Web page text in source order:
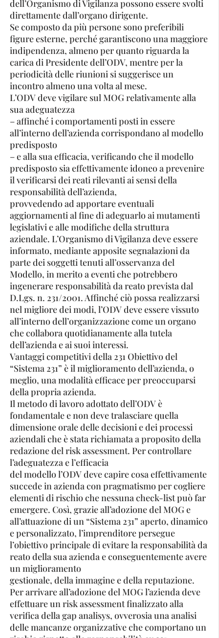
dell’Organismo di Vigilanza possono essere svolti
direttamente dall’organo dirigente.
Se composto da più persone sono preferibili
figure esterne, perché garantiscono una maggiore
indipendenza, almeno per quanto riguarda la
carica di Presidente dell’ODV, mentre per la
periodicità delle riunioni si suggerisce un
incontro almeno una volta al mese.
L’ODV deve vigilare sul MOG relativamente alla
sua adeguatezza
– affinché i comportamenti posti in essere
all’interno dell’azienda corrispondano al modello
predisposto
– e alla sua efficacia, verificando che il modello
predisposto sia effettivamente idoneo a prevenire
il verificarsi dei reati rilevanti ai sensi della
responsabilità dell’azienda,
provvedendo ad apportare eventuali
aggiornamenti al fine di adeguarlo ai mutamenti
legislativi e alle modifiche della struttura
aziendale. L’Organismo di Vigilanza deve essere
informato, mediante apposite segnalazioni da
parte dei soggetti tenuti all’osservanza del
Modello, in merito a eventi che potrebbero
ingenerare responsabilità da reato prevista dal
D.Lgs. n. 231/2001. Affinché ciò possa realizzarsi
nel migliore dei modi, l’ODV deve essere vissuto
all’interno dell’organizzazione come un organo
che collabora quotidianamente alla tutela
dell’azienda e ai suoi interessi.
Vantaggi competitivi della 231 Obiettivo del
“Sistema 231” è il miglioramento dell’azienda, o
meglio, una modalità efficace per preoccuparsi
della propria azienda.
Il metodo di lavoro adottato dell’ODV è
fondamentale e non deve tralasciare quella
dimensione orale delle decisioni e dei processi
aziendali che è stata richiamata a proposito della
redazione del risk assessment. Per controllare
l’adeguatezza e l’efficacia
del modello l’ODV deve capire cosa effettivamente
succede in azienda con pragmatismo per cogliere
elementi di rischio che nessuna check-list può far
emergere. Così, grazie all’adozione del MOG e
all’attuazione di un “Sistema 231” aperto, dinamico
e personalizzato, l’imprenditore persegue
l’obiettivo principale di evitare la responsabilità da
reato della sua azienda e conseguentemente avere
un miglioramento
gestionale, della immagine e della reputazione.
Per arrivare all’adozione del MOG l’azienda deve
effettuare un risk assessment finalizzato alla
verifica della gap analisys, ovverosia una analisi
delle mancanze organizzative che comportano un